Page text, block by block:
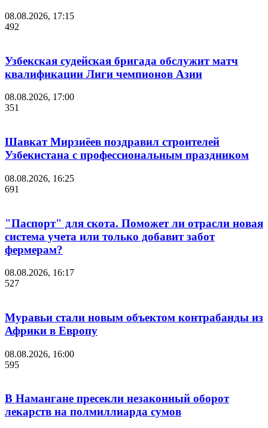
08.08.2026, 17:15
492
Узбекская судейская бригада обслужит матч
квалификации Лиги чемпионов Азии
08.08.2026, 17:00
351
Шавкат Мирзиёев поздравил строителей
Узбекистана с профессиональным праздником
08.08.2026, 16:25
691
"Паспорт" для скота. Поможет ли отрасли новая
система учета или только добавит забот
фермерам?
08.08.2026, 16:17
527
Муравьи стали новым объектом контрабанды из
Африки в Европу
08.08.2026, 16:00
595
В Намангане пресекли незаконный оборот
лекарств на полмиллиарда сумов